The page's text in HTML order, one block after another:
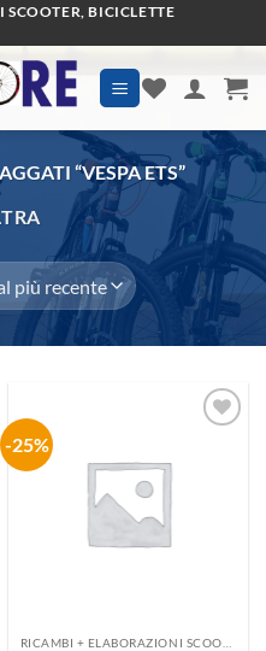
BICICLETTE
“VESPA ETS”
-25%